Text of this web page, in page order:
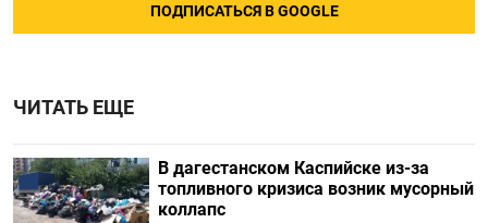
ПОДПИСАТЬСЯ В GOOGLE
ЧИТАТЬ ЕЩЕ
В дагестанском Каспийске из-за
топливного кризиса возник мусорный
коллапс